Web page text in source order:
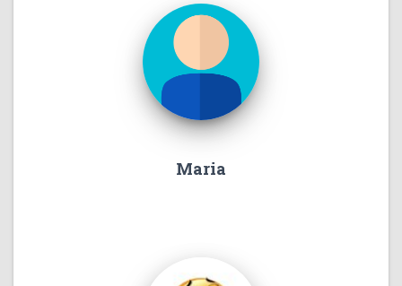
Maria